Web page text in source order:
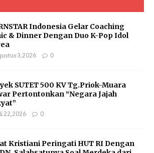
Indonesia Gelar Coaching
& Dinner Dengan Duo K-Pop Idol
3, 2026 0
SUTET 500 KV Tg.Priok-Muara
Pertontonkan “Negara Jajah
22, 2026 0
Kristiani Peringati HUT RI Dengan